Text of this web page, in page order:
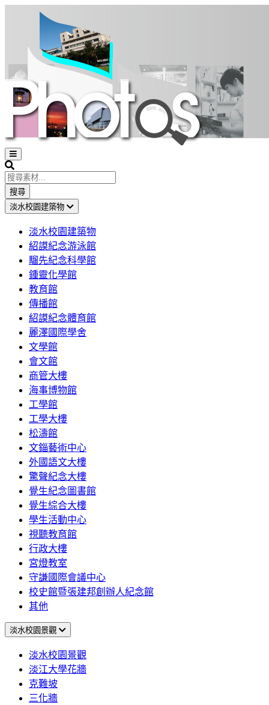
Open
sidebar
Search
搜尋
淡水校園建築物
淡水校園建築物
紹謨紀念游泳館
騮先紀念科學館
鍾靈化學館
教育館
傳播館
紹謨紀念體育館
麗澤國際學舍
文學館
會文館
商管大樓
海事博物館
工學館
工學大樓
松濤館
文錙藝術中心
外國語文大樓
驚聲紀念大樓
覺生紀念圖書館
覺生綜合大樓
學生活動中心
視聽教育館
行政大樓
宮燈教室
守謙國際會議中心
校史館暨張建邦創辦人紀念館
其他
淡水校園景觀
淡水校園景觀
淡江大學花牆
克難坡
三化牆